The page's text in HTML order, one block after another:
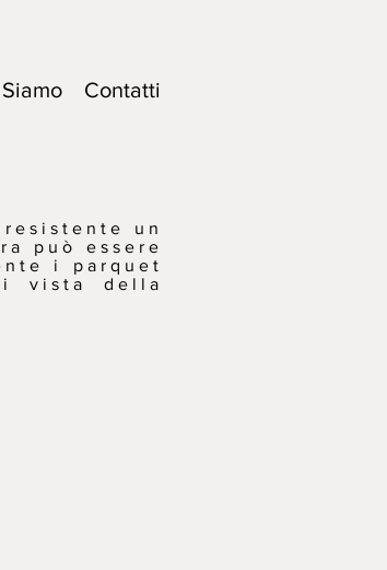
Contatti
un
può essere
i parquet
vista della